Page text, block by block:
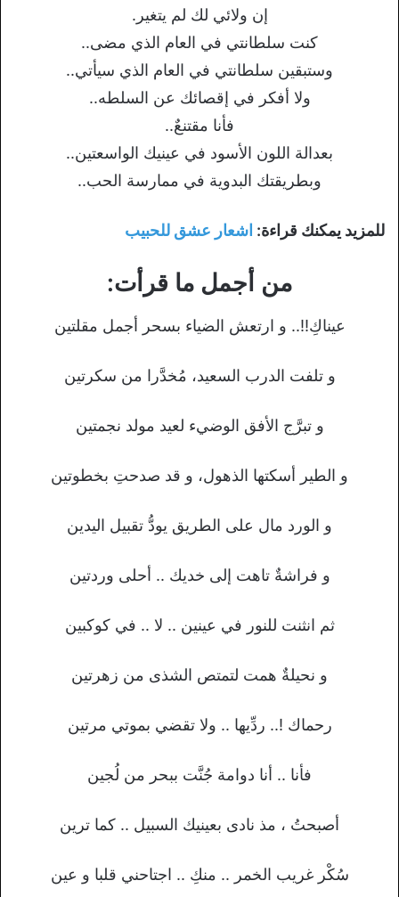
إن ولائي لك لم يتغير.
كنت سلطانتي في العام الذي مضى..
وستبقين سلطانتي في العام الذي سيأتي..
ولا أفكر في إقصائك عن السلطه..
فأنا مقتنعٌ..
بعدالة اللون الأسود في عينيك الواسعتين..
وبطريقتك البدوية في ممارسة الحب..
للمزيد يمكنك قراءة: اشعار عشق للحبيب
من أجمل ما قرأت:
عيناكِ!!.. و ارتعش الضياء بسحر أجمل مقلتين
و تلفت الدرب السعيد، مُخدَّرا من سكرتين
و تبرَّج الأفق الوضيء لعيد مولد نجمتين
و الطير أسكتها الذهول، و قد صدحتِ بخطوتين
و الورد مال على الطريق يودُّ تقبيل اليدين
و فراشةٌ تاهت إلى خديك .. أحلى وردتين
ثم انثنت للنور في عينين .. لا .. في كوكبين
و نحيلةٌ همت لتمتص الشذى من زهرتين
رحماك !.. ردِّيها .. ولا تقضي بموتي مرتين
فأنا .. أنا دوامة جُنَّت ببحر من لُجين
أصبحتُ ، مذ نادى بعينيك السبيل .. كما ترين
سُكْر غريب الخمر .. منكِ .. اجتاحني قلبا و عين